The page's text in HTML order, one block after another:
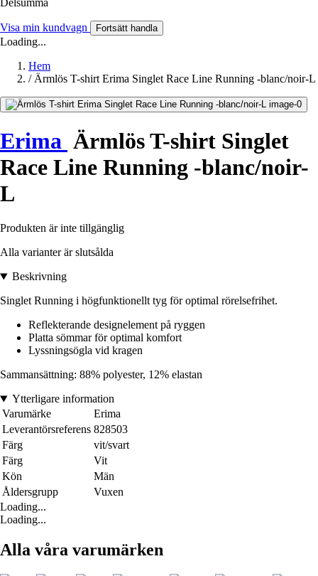
Delsumma
Visa min kundvagn Fortsätt handla
Loading...
Hem
/ Ärmlös T-shirt Erima Singlet Race Line Running -blanc/noir-L
Erima Ärmlös T-shirt Singlet
Race Line Running -blanc/noir-
L
Produkten är inte tillgänglig
Alla varianter är slutsålda
Beskrivning
Singlet Running i högfunktionellt tyg för optimal rörelsefrihet.
Reflekterande designelement på ryggen
Platta sömmar för optimal komfort
Lyssningsögla vid kragen
Sammansättning: 88% polyester, 12% elastan
Ytterligare information
Varumärke
Erima
Leverantörsreferens 828503
Färg
vit/svart
Färg
Vit
Kön
Män
Åldersgrupp
Vuxen
Loading...
Loading...
Alla våra varumärken